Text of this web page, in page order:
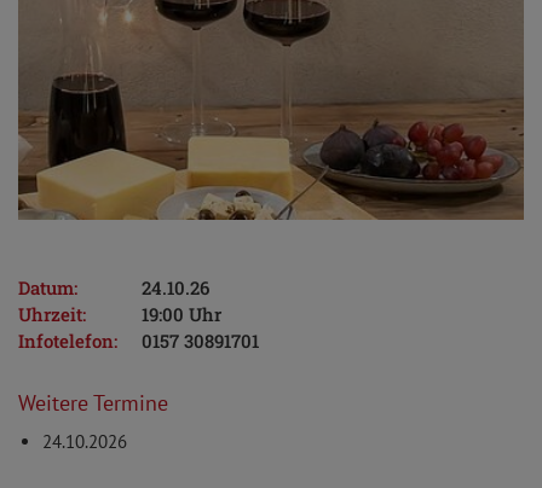
Datum:
24.10.26
Uhrzeit:
19:00 Uhr
Infotelefon:
0157 30891701
Weitere Termine
24.10.2026